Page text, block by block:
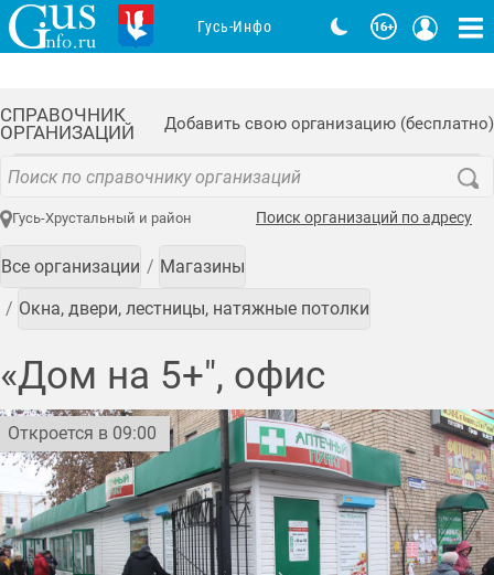
СПРАВОЧНИК
ОРГАНИЗАЦИЙ
Добавить свою организацию (бесплатно)
Гусь-Хрустальный и район Поиск организаций по адресу
Все организации Магазины
Окна, двери, лестницы, натяжные потолки
«Дом на 5+", офис
Откроется в 09:00
Гусь-Инфо